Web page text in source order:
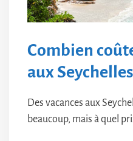
Combien
aux
Des vacances aux
beaucoup, mais à quel